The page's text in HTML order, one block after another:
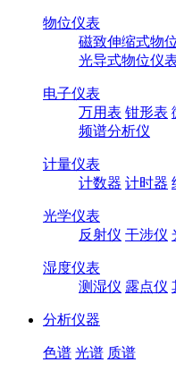
物位仪表
磁致伸缩式物
光导式物位仪
电子仪表
万用表 钳形表
频谱分析仪
计量仪表
计数器 计时器
光学仪表
反射仪 干涉仪
湿度仪表
测湿仪 露点仪
分析仪器
色谱 光谱 质谱